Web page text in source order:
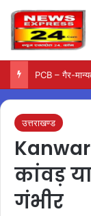
PCB – गैर-
उत्तराखण्ड
Kanwar
कांवड़
गंभीर